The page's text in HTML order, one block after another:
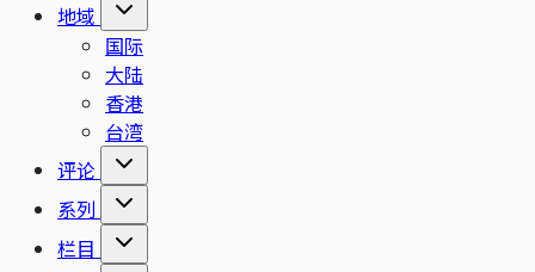
地域
国际
大陆
香港
台湾
评论
系列
栏目